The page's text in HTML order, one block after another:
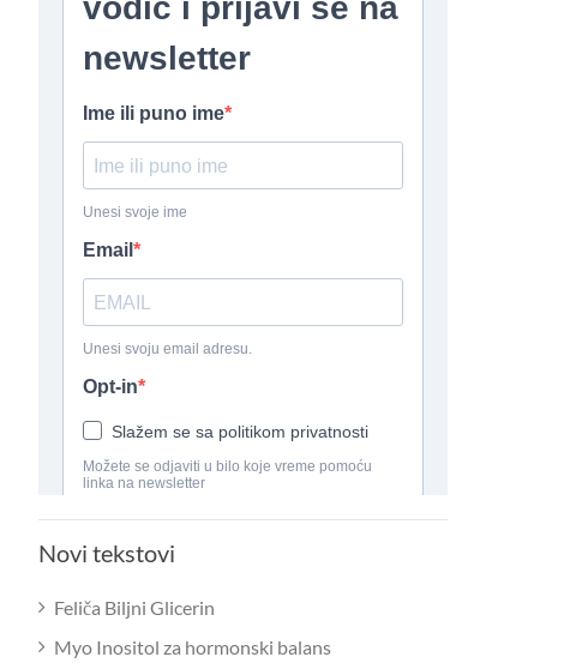
Novi tekstovi
Feliča Biljni Glicerin
Myo Inositol za hormonski balans